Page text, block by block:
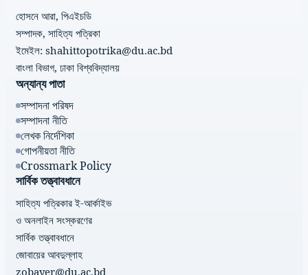
হোসনে আরা, পিএইচডি
সম্পাদক, সাহিত্য পত্রিকা
ইমেইল: shahittopotrika@du.ac.bd
বাংলা বিভাগ, ঢাকা বিশ্ববিদ্যালয়
অন্যান্য পাতা
সম্পাদনা পরিষদ
সম্পাদনা নীতি
লেখক নির্দেশিকা
গোপনীয়তা নীতি
Crossmark Policy
সার্বিক তত্ত্বাবধানে
সাহিত্য পত্রিকার ই-আর্কাইভ
ও অনলাইন সংস্করণের
সার্বিক তত্ত্বাবধানে
জোবায়ের আবদুল্লাহ
zobayer@du.ac.bd